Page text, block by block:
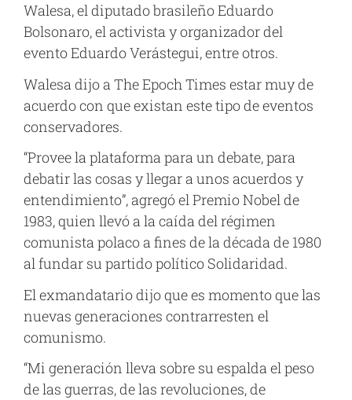
Walesa, el diputado brasileño Eduardo
Bolsonaro, el activista y organizador del
evento Eduardo Verástegui, entre otros.
Walesa dijo a The Epoch Times estar muy de
acuerdo con que existan este tipo de eventos
conservadores.
“Provee la plataforma para un debate, para
debatir las cosas y llegar a unos acuerdos y
entendimiento”, agregó el Premio Nobel de
1983, quien llevó a la caída del régimen
comunista polaco a fines de la década de 1980
al fundar su partido político Solidaridad.
El exmandatario dijo que es momento que las
nuevas generaciones contrarresten el
comunismo.
“Mi generación lleva sobre su espalda el peso
de las guerras, de las revoluciones, de